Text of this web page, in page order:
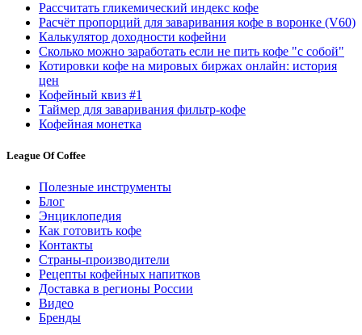
Рассчитать гликемический индекс кофе
Расчёт пропорций для заваривания кофе в воронке (V60)
Калькулятор доходности кофейни
Сколько можно заработать если не пить кофе "с собой"
Котировки кофе на мировых биржах онлайн: история
цен
Кофейный квиз #1
Таймер для заваривания фильтр-кофе
Кофейная монетка
League Of Coffee
Полезные инструменты
Блог
Энциклопедия
Как готовить кофе
Контакты
Страны-производители
Рецепты кофейных напитков
Доставка в регионы России
Видео
Бренды